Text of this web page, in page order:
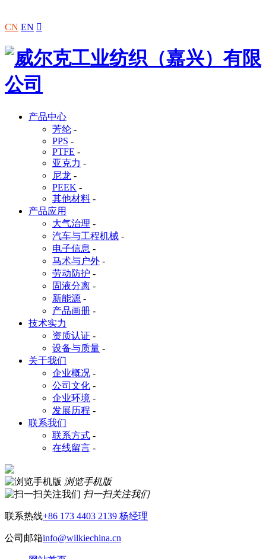
CN EN 
产品中心
芳纶 -
PPS -
PTFE -
亚克力 -
尼龙 -
PEEK -
其他材料 -
产品应用
大气治理 -
汽车与工程机械 -
电子信息 -
马术与户外 -
劳动防护 -
固液分离 -
新能源 -
产品画册 -
技术实力
资质认证 -
设备与质量 -
关于我们
企业概况 -
公司文化 -
企业环境 -
发展历程 -
联系我们
联系方式 -
在线留言 -
浏览手机版
扫一扫关注我们
联系热线+86 173 4403 2139 杨经理
公司邮箱info@wilkiechina.cn